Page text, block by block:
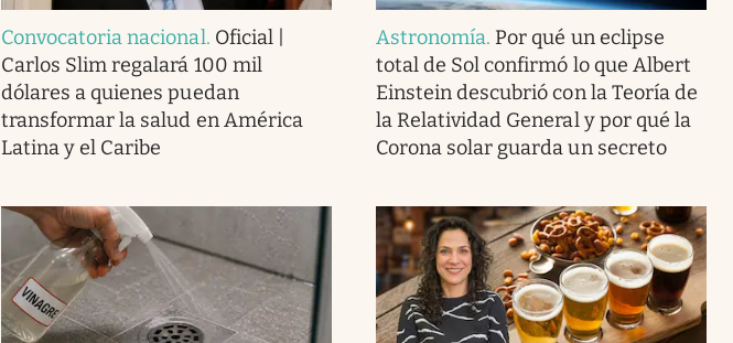
Convocatoria nacional. Oficial |
Carlos Slim regalará 100 mil
dólares a quienes puedan
transformar la salud en América
Latina y el Caribe
Astronomía. Por qué un eclipse
total de Sol confirmó lo que Albert
Einstein descubrió con la Teoría de
la Relatividad General y por qué la
Corona solar guarda un secreto